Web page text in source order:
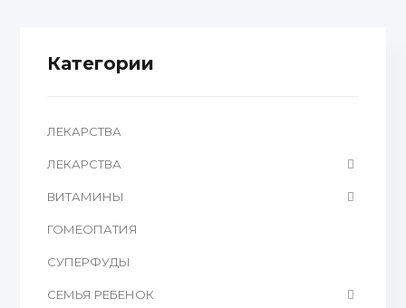
Категории
ЛЕКАРСТВА
ЛЕКАРСТВА
ВИТАМИНЫ
ГОМЕОПАТИЯ
CУПЕРФУДЫ
СЕМЬЯ РЕБЕНОК